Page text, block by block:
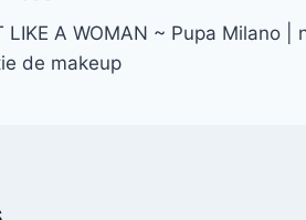
LIKE A WOMAN ~ Pupa Milano |
de makeup